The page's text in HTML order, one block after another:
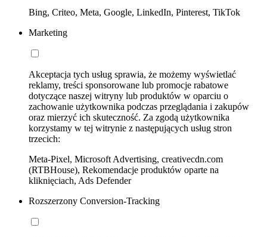
Bing, Criteo, Meta, Google, LinkedIn, Pinterest, TikTok
Marketing
Akceptacja tych usług sprawia, że możemy wyświetlać
reklamy, treści sponsorowane lub promocje rabatowe
dotyczące naszej witryny lub produktów w oparciu o
zachowanie użytkownika podczas przeglądania i zakupów
oraz mierzyć ich skuteczność. Za zgodą użytkownika
korzystamy w tej witrynie z następujących usług stron
trzecich:
Meta-Pixel, Microsoft Advertising, creativecdn.com
(RTBHouse), Rekomendacje produktów oparte na
kliknięciach, Ads Defender
Rozszerzony Conversion-Tracking